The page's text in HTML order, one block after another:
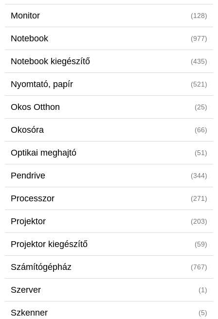
Monitor (128)
Notebook (977)
Notebook kiegészítő (435)
Nyomtató, papír (521)
Okos Otthon (25)
Okosóra (66)
Optikai meghajtó (51)
Pendrive (344)
Processzor (271)
Projektor (203)
Projektor kiegészítő (59)
Számítógépház (767)
Szerver (1)
Szkenner (5)